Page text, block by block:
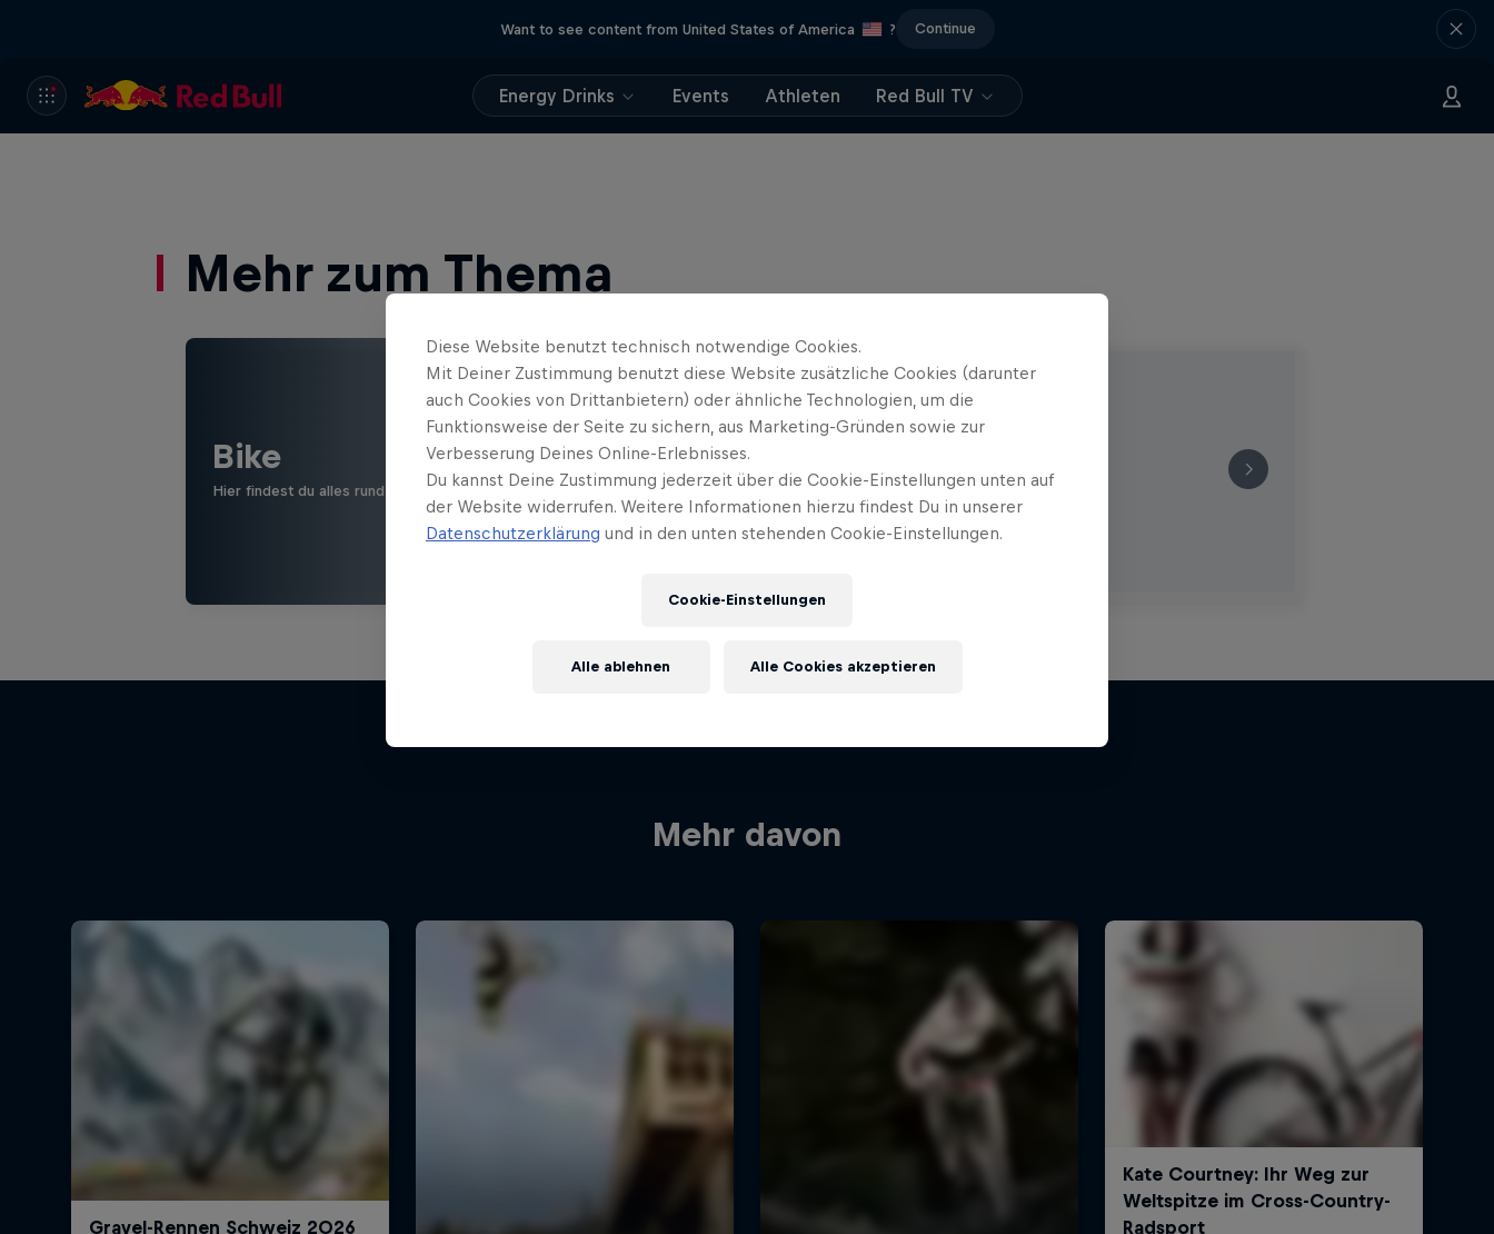
Want to see content from United States of America ? Continue
Energy Drinks Events Athleten Red Bull TV
Mehr zum Thema
Bike
Hier findest du alles rund ums Thema Mountainbike und BMX: Spannende Live-Events, Bike-Guides für …
Mehr davon
Diese Website benutzt technisch notwendige Cookies.
Mit Deiner Zustimmung benutzt diese Website zusätzliche Cookies (darunter
auch Cookies von Drittanbietern) oder ähnliche Technologien, um die
Funktionsweise der Seite zu sichern, aus Marketing-Gründen sowie zur
Verbesserung Deines Online-Erlebnisses.
Du kannst Deine Zustimmung jederzeit über die Cookie-Einstellungen unten auf
der Website widerrufen. Weitere Informationen hierzu findest Du in unserer
Datenschutzerklärung und in den unten stehenden Cookie-Einstellungen.
Cookie-Einstellungen
Alle ablehnen Alle Cookies akzeptieren